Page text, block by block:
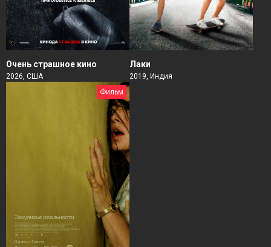
Очень страшное кино
2026, США
Лаки
2019, Индия
Фильм